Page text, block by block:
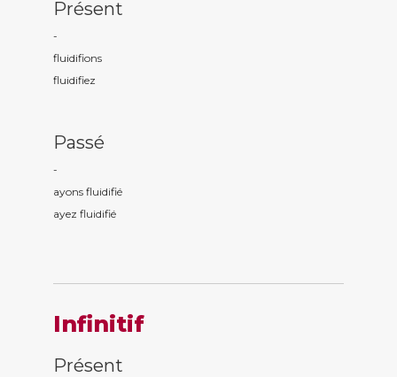
Présent
-
fluidifions
fluidifiez
Passé
-
ayons fluidifié
ayez fluidifié
Infinitif
Présent